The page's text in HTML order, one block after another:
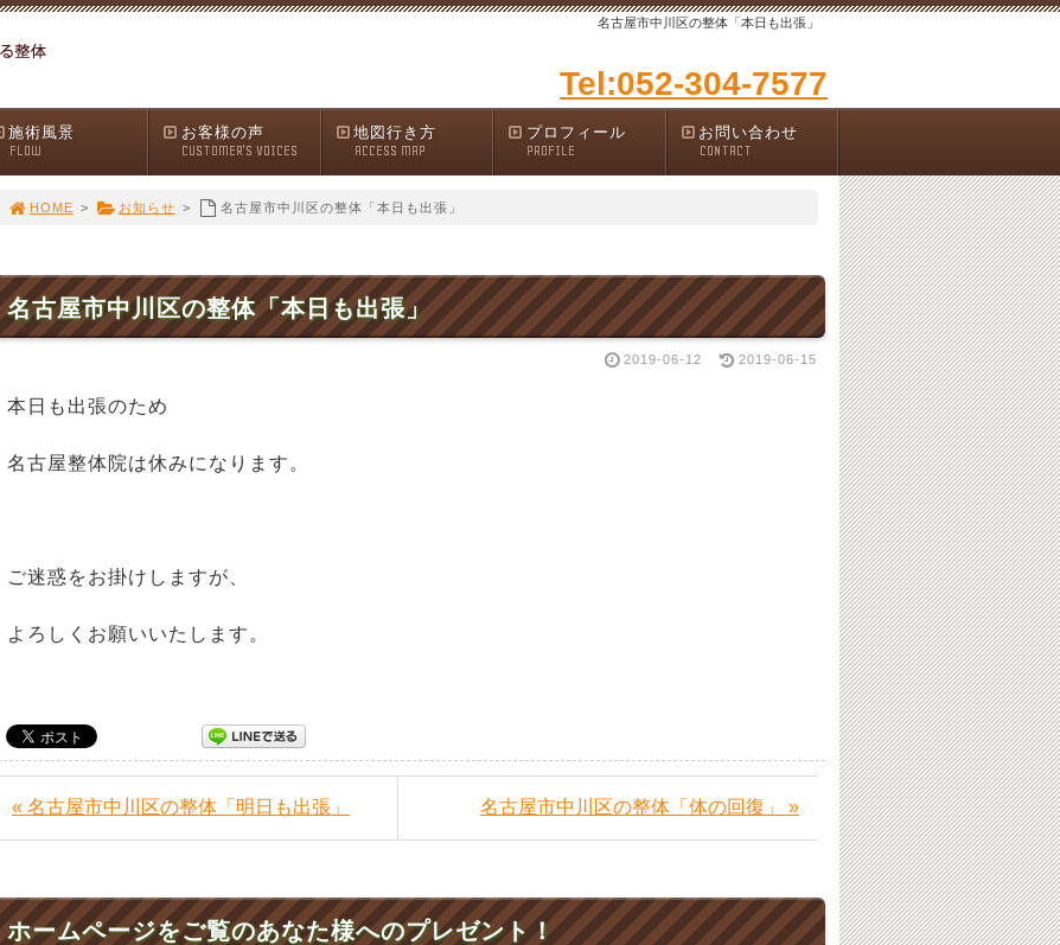
名古屋市中川区の整体「本日も出張」
Tel:052-304-7577
施術風景
FLOW
お客様の声
CUSTOMER'S VOICES
地図行き方
ACCESS MAP
プロフィール
PROFILE
お問い合わせ
CONTACT
HOME > お知らせ > 名古屋市中川区の整体「本日も出張」
名古屋市中川区の整体「本日も出張」
2019-06-12 2019-06-15
本日も出張のため
名古屋整体院は休みになります。
ご迷惑をお掛けしますが、
よろしくお願いいたします。
« 名古屋市中川区の整体「明日も出張」 名古屋市中川区の整体「体の回復」 »
ホームページをご覧のあなた様へのプレゼント！